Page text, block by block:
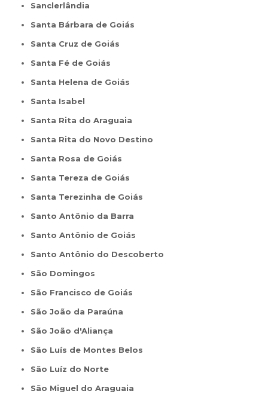
Sanclerlândia
Santa Bárbara de Goiás
Santa Cruz de Goiás
Santa Fé de Goiás
Santa Helena de Goiás
Santa Isabel
Santa Rita do Araguaia
Santa Rita do Novo Destino
Santa Rosa de Goiás
Santa Tereza de Goiás
Santa Terezinha de Goiás
Santo Antônio da Barra
Santo Antônio de Goiás
Santo Antônio do Descoberto
São Domingos
São Francisco de Goiás
São João da Paraúna
São João d'Aliança
São Luís de Montes Belos
São Luíz do Norte
São Miguel do Araguaia